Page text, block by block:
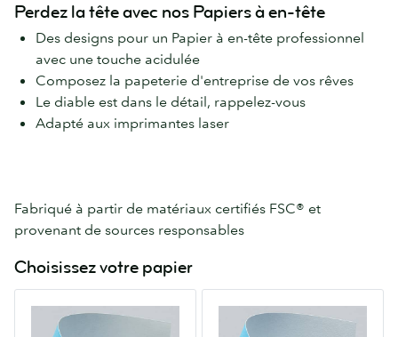
Perdez la tête avec nos Papiers à en-tête
Des designs pour un Papier à en-tête professionnel
avec une touche acidulée
Composez la papeterie d'entreprise de vos rêves
Le diable est dans le détail, rappelez-vous
Adapté aux imprimantes laser
Fabriqué à partir de matériaux certifiés FSC® et
provenant de sources responsables
Choisissez votre papier